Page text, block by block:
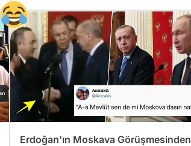
Erdoğan'ın Moskava Görüşmesinden